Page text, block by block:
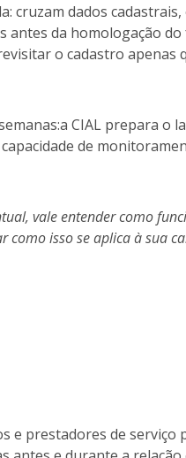
cruzam dados
antes da homologação
o cadastro apenas
CIAL prepara o
de
vale entender como
como isso se aplica à sua
e prestadores de serviço